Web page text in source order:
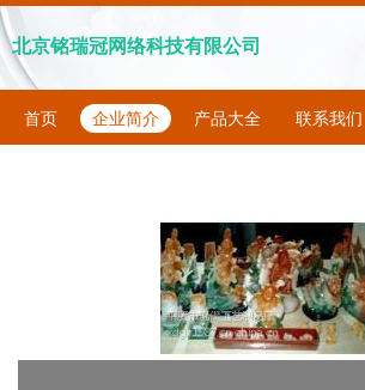
北京铭瑞冠网络科技有限公司
首页 企业简介 产品大全 联系我们